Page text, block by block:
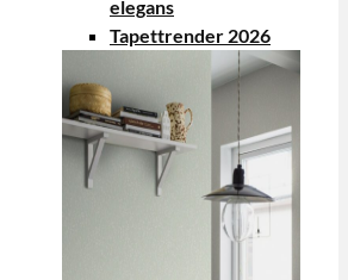
elegans
Tapettrender 2026